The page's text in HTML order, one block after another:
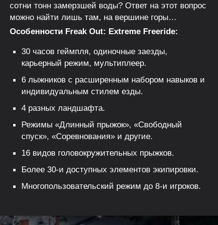
сотни тонн замерзшей воды? Ответ на этот вопрос
можно найти лишь там, на вершине горы…
Особенности Freak Out: Extreme Freeride:
30 часов геймпля, одиночные заезды,
карьерный режим, мультиплеер.
6 лыжников с расширенным набором навыков и
индивидуальным стилем езды.
4 разных ландшафта.
Режимы «Длинный прыжок», «Свободный
спуск», «Соревнования» и другие.
16 видов головокружительных прыжков.
Более 30-и доступных элементов экипировки.
Многопользовательский режим до 8-и игроков.